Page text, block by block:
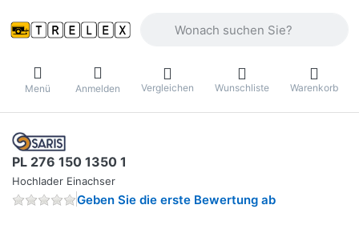
Menü Anmelden Vergleichen Wunschliste Warenkorb
PL 276 150 1350 1
Hochlader Einachser
Geben Sie die erste Bewertung ab